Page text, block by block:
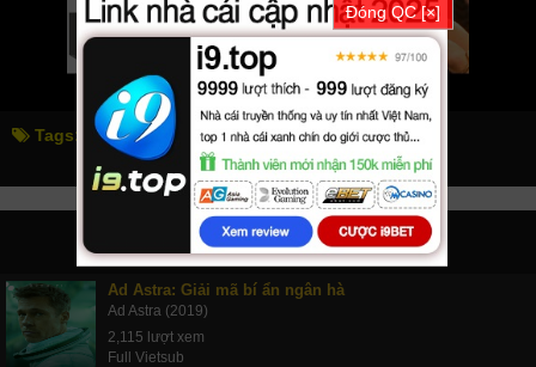
Tags: ông bà smith mr. & mrs. smith
PHIM LIÊN QUAN
Ad Astra: Giải mã bí ẩn ngân hà
Ad Astra (2019)
2,115 lượt xem
Full Vietsub
Đóng QC [×]